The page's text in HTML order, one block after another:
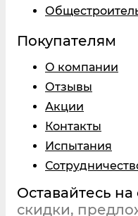
Покупателям
О компании
Отзывы
Акции
Контакты
Испытания
Оставайтесь на
скидки,